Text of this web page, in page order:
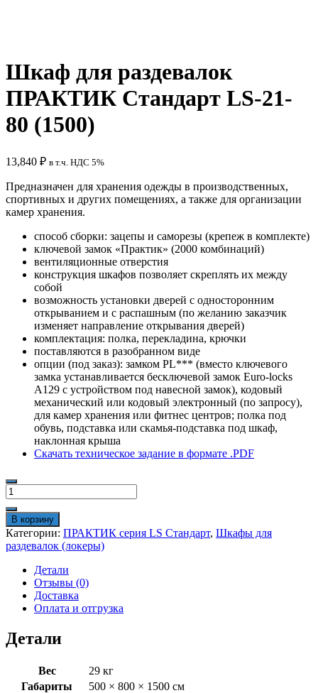
Шкаф для раздевалок
ПРАКТИК Стандарт LS-21-
80 (1500)
13,840 ₽ в т.ч. НДС 5%
Предназначен для хранения одежды в производственных,
спортивных и других помещениях, а также для организации
камер хранения.
способ сборки: зацепы и саморезы (крепеж в комплекте)
ключевой замок «Практик» (2000 комбинаций)
вентиляционные отверстия
конструкция шкафов позволяет скреплять их между
собой
возможность установки дверей с односторонним
открыванием и с распашным (по желанию заказчик
изменяет направление открывания дверей)
комплектация: полка, перекладина, крючки
поставляются в разобранном виде
опции (под заказ): замком PL*** (вместо ключевого
замка устанавливается бесключевой замок Euro-locks
A129 с устройством под навесной замок), кодовый
механический или кодовый электронный (по запросу),
для камер хранения или фитнес центров; полка под
обувь, подставка или скамья-подставка под шкаф,
наклонная крыша
Скачать техническое задание в формате .PDF
Количество
товара
Шкаф
для
раздевалок
ПРАКТИК
Стандарт
(1500)
В корзину
Категории: ПРАКТИК cерия LS Стандарт, Шкафы для
раздевалок (локеры)
Детали
Отзывы (0)
Доставка
Оплата и отгрузка
Детали
Вес
29 кг
Габариты
500 × 800 × 1500 см